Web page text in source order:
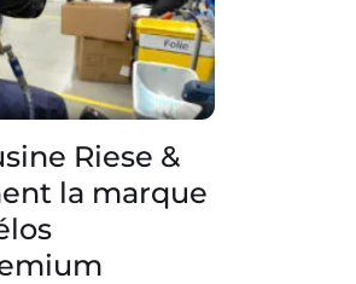
Riese &
la marque